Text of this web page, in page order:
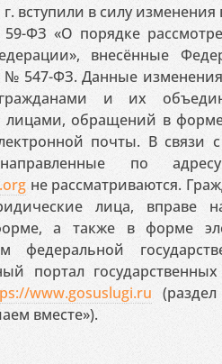
г. вступили в силу
ФЗ «О порядке
внесённые
№ 547-ФЗ. Данные
гражданами и их
обращений в форме
почты. В связи
по
не рассматриваются.
лица, вправе
а также в форме
федеральной
портал
www.gosuslugi.ru
вместе»).